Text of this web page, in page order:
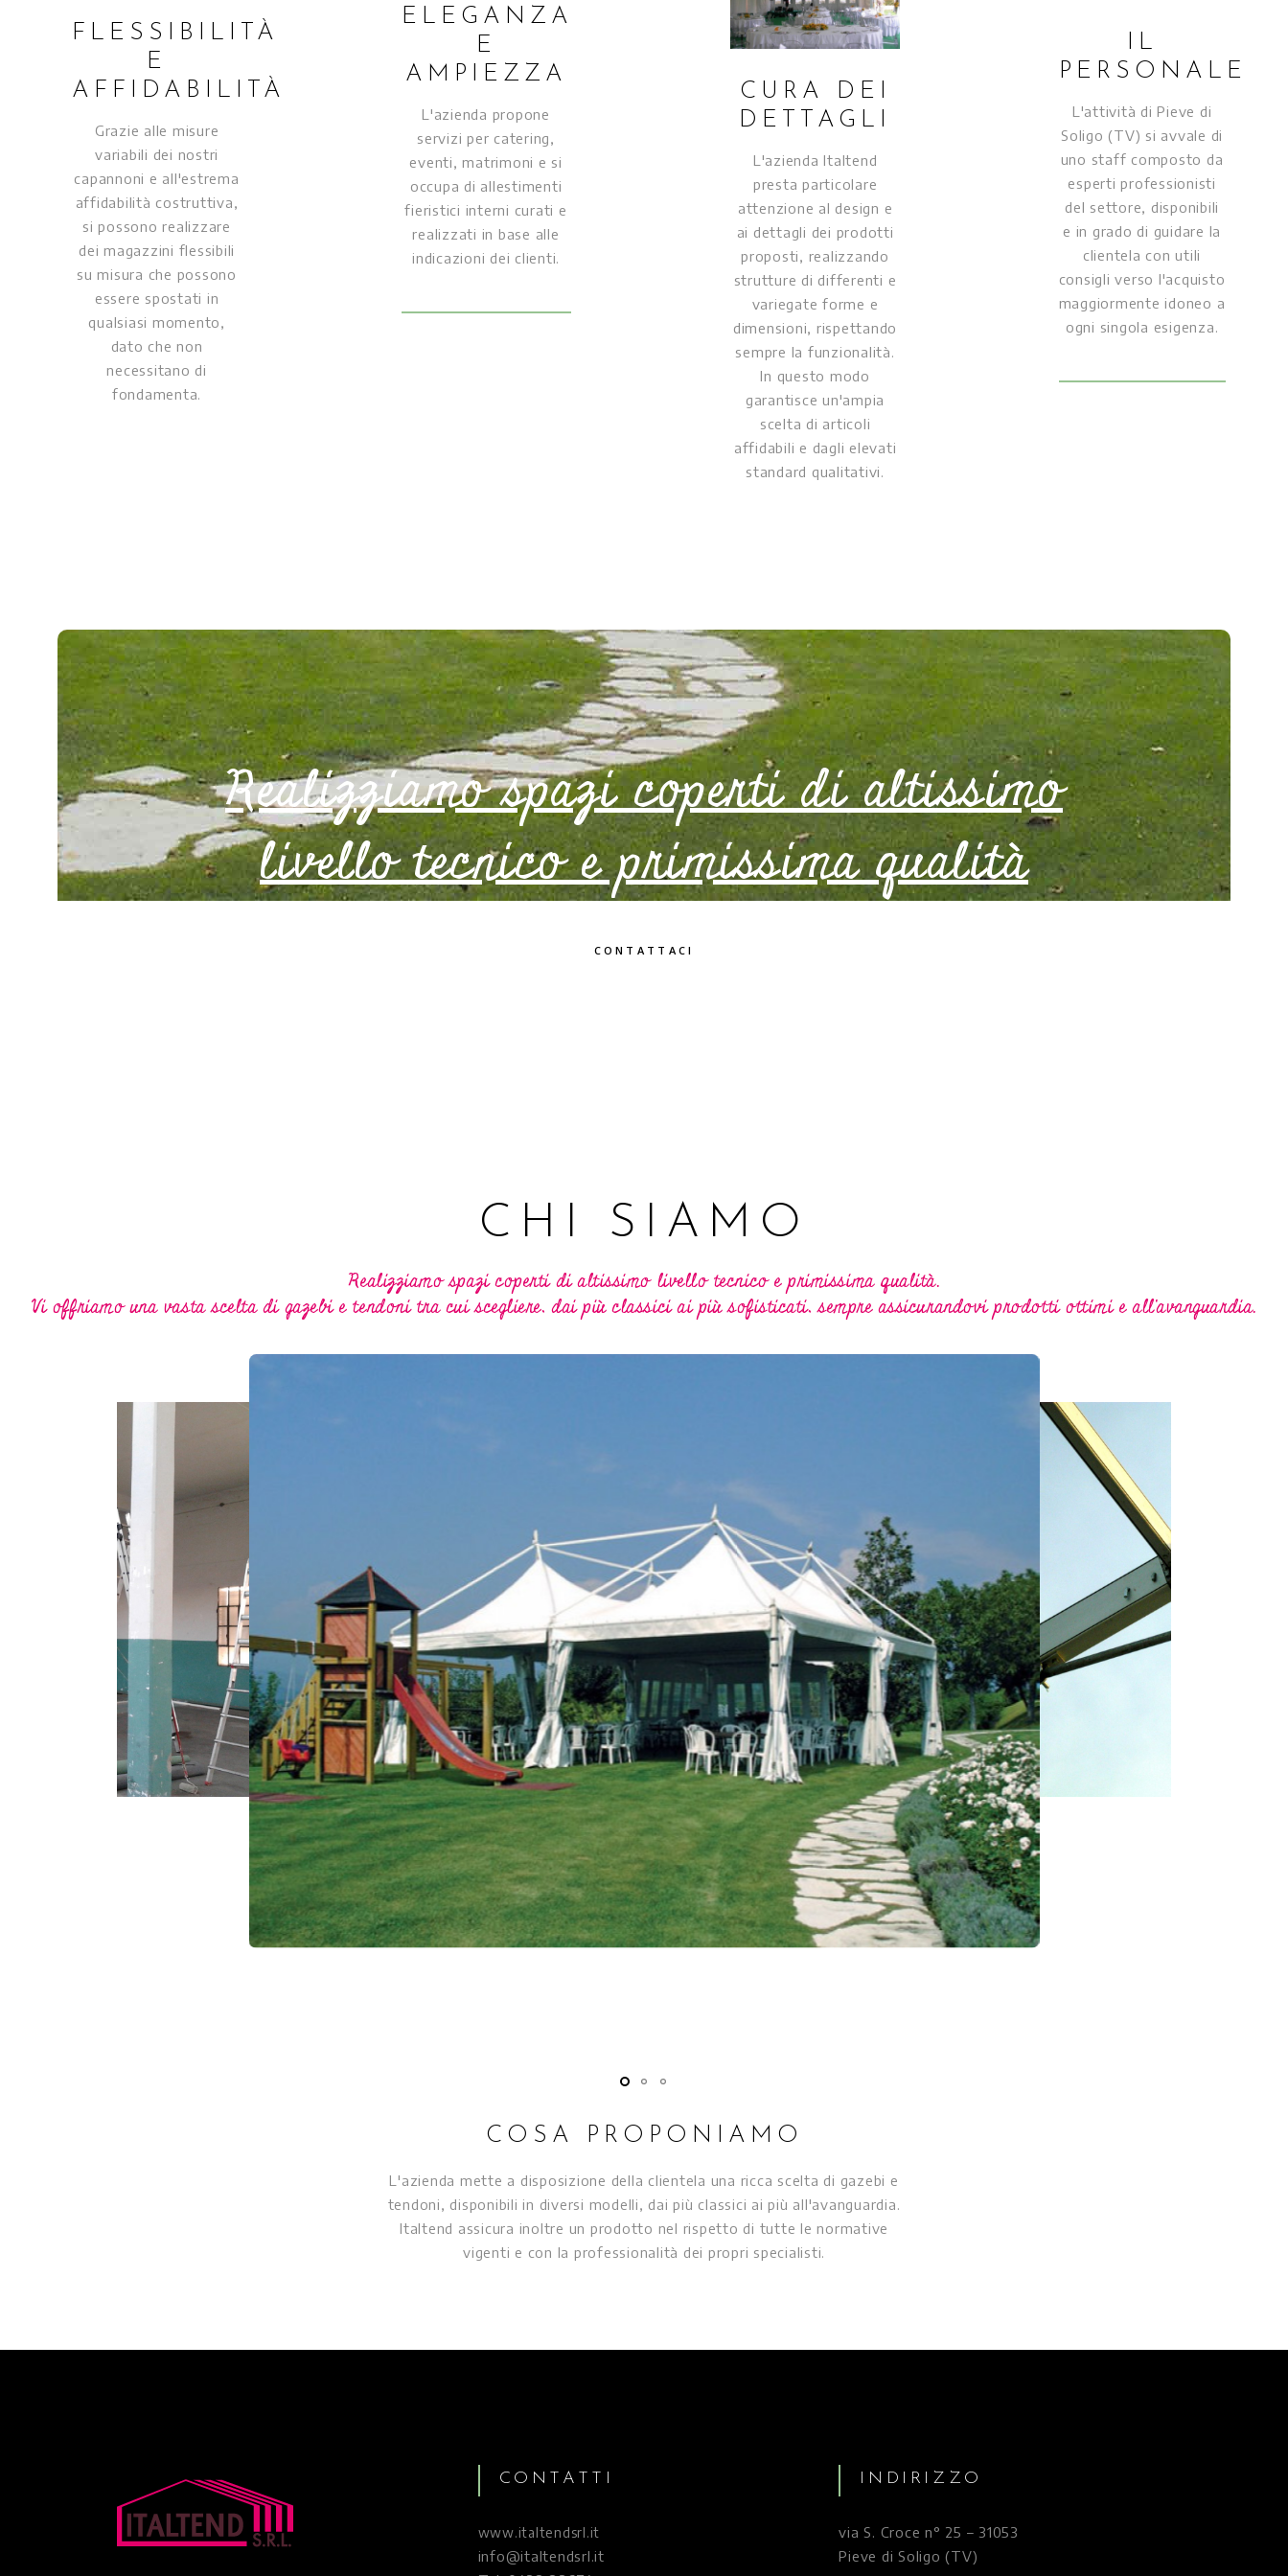
FLESSIBILITÀ
E
AFFIDABILITÀ
Grazie alle misure
variabili dei nostri
capannoni e all'estrema
affidabilità costruttiva,
si possono realizzare
dei magazzini flessibili
su misura che possono
essere spostati in
qualsiasi momento,
dato che non
necessitano di
fondamenta.
ELEGANZA
E
AMPIEZZA
L'azienda propone
servizi per catering,
eventi, matrimoni e si
occupa di allestimenti
fieristici interni curati e
realizzati in base alle
indicazioni dei clienti.
CURA DEI
DETTAGLI
L'azienda Italtend
presta particolare
attenzione al design e
ai dettagli dei prodotti
proposti, realizzando
strutture di differenti e
variegate forme e
dimensioni, rispettando
sempre la funzionalità.
In questo modo
garantisce un'ampia
scelta di articoli
affidabili e dagli elevati
standard qualitativi.
IL
PERSONALE
L'attività di Pieve di
Soligo (TV) si avvale di
uno staff composto da
esperti professionisti
del settore, disponibili
e in grado di guidare la
clientela con utili
consigli verso l'acquisto
maggiormente idoneo a
ogni singola esigenza.
Realizziamo spazi coperti di altissimo
livello tecnico e primissima qualità
CONTATTACI
CHI SIAMO
Realizziamo spazi coperti di altissimo livello tecnico e primissima qualità.
Vi offriamo una vasta scelta di gazebi e tendoni tra cui scegliere, dai più classici ai più sofisticati, sempre assicurandovi prodotti ottimi e all'avanguardia.
SPECIALIZZAZIONI
L'azienda propone spazi coperti di altissimo livello tecnico, di primissima
qualità e sempre all'avanguardia, che comprendono tende da magazzino,
capannoni in costruzione leggera, e tendostrutture di grandi dimensioni.
Situata a Pieve di Soligo, in provincia di Treviso, l'azienda Italtend opera da
CONTATTI
www.italtendsrl.it
info@italtendsrl.it
INDIRIZZO
via S. Croce n° 25 – 31053
Pieve di Soligo (TV)